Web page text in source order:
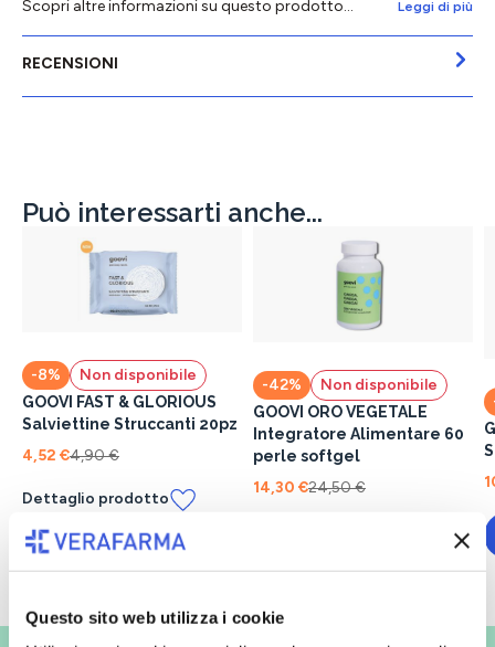
Questo sito web utilizza i cookie
Scopri altre informazioni su questo prodotto...
Leggi di più
RECENSIONI
Può interessarti anche...
-8% Non disponibile
GOOVI FAST & GLORIOUS
Salviettine Struccanti 20pz
4,52 €4,90 €
Dettaglio prodotto
-42% Non disponibile
GOOVI ORO VEGETALE
Integratore Alimentare 60
perle softgel
14,30 €24,50 €